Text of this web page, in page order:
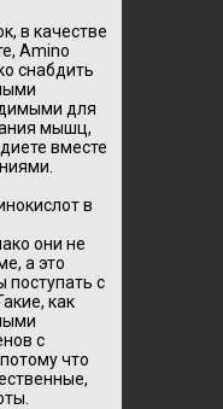
в качестве
Amino
снабдить
для
мышц,
вместе
в
они не
а это
поступать с
как
с
что